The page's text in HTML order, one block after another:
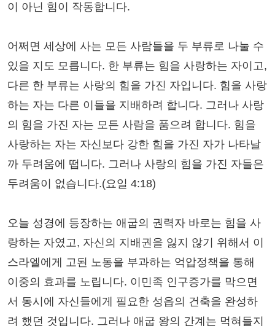
이 아닌 힘이 작동합니다.
어쩌면 세상에 사는 모든 사람들을 두 부류로 나눌 수
있을 지도 모릅니다. 한 부류는 힘을 사랑하는 자이고,
다른 한 부류는 사랑의 힘을 가진 자입니다. 힘을 사랑
하는 자는 다른 이들을 지배하려 합니다. 그러나 사랑
의 힘을 가진 자는 모든 사람을 품으려 합니다. 힘을
사랑하는 자는 자신보다 강한 힘을 가진 자가 나타날
까 두려움에 떱니다. 그러나 사랑의 힘을 가진 자들은
두려움이 없습니다.(요일 4:18)
오늘 성경에 등장하는 애굽의 권력자 바로는 힘을 사
랑하는 자였고, 자신의 지배권을 잃지 않기 위해서 이
스라엘에게 고된 노동을 부과하는 억압정책을 통해
이중의 효과를 노립니다. 이민족 인구증가를 막으면
서 동시에 자신들에게 필요한 성읍의 건축을 완성하
려 했던 것입니다. 그러나 애굽 왕의 간계는 먹혀들지